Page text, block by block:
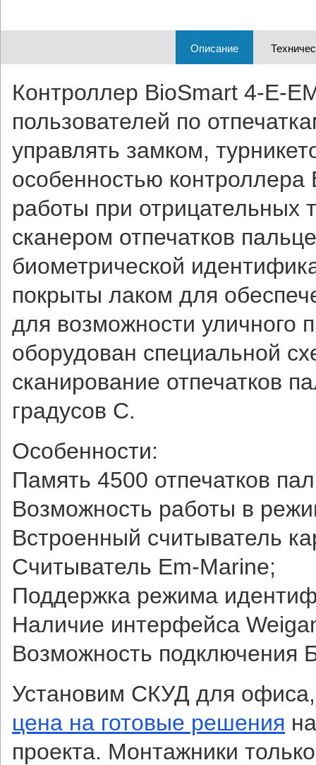
Описание
Контроллер BioSmart 4-E-
пользователей по
управлять замком,
особенностью контроллера
работы при отрицательных
сканером отпечатков
биометрической
покрыты лаком для
для возможности уличного
оборудован специальной
сканирование отпечатков
градусов С.
Особенности:
Память 4500 отпечатков
Возможность работы в
Встроенный считыватель
Считыватель Em-Marine;
Поддержка режима
Наличие интерфейса
Возможность подключения
Установим СКУД для
цена на готовые решения
проекта. Монтажники